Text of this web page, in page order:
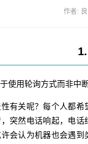
作者:
使用轮询方式而非中
有关呢？每个人都希
突然电话响起，电
会认为机器也会遇